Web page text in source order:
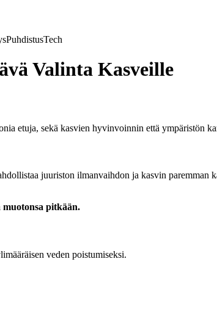
PuhdistusTech
Valinta Kasveille
etuja, sekä kasvien hyvinvoinnin että ympäristön
juuriston ilmanvaihdon ja kasvin paremman
muotonsa pitkään.
veden poistumiseksi.